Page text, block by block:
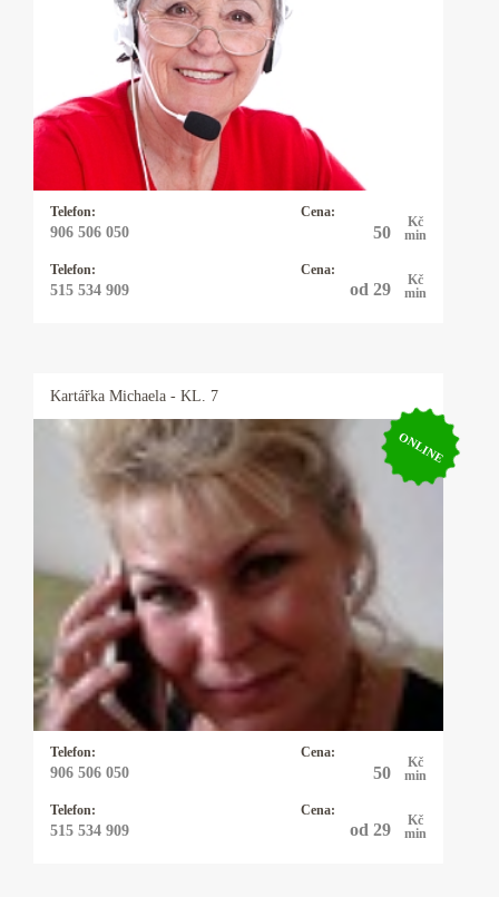
Telefon:
906 506 050
Cena:
50
Kč
min
Telefon:
515 534 909
Cena:
od 29
Kč
min
Zaměření: láska, vztahy, finance, zdraví,
zvířátka. Moje práce je mým koníčkem a to je
to nejlepší, co může člověk chtít. Dlouholeté
zkušenosti a spokojení klienti. Ráda pomohu
tam, kde se sami ztrácíte.
Kartářka Michaela - KL. 7
ONLINE
Telefon:
906 506 050
Cena:
50
Kč
min
Telefon:
515 534 909
Cena:
od 29
Kč
min
Kartářka Michaela
Pro své klienty je Michaela pojmem, neboť ví
ihned jádro problému a je velmi přesná, pokud
potřebujete rychlou, jasnou odpověď můžete
zvolit právě ji a budete překvapeni, co vše ví.